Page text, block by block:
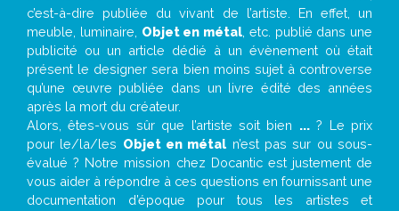
c’est-à-dire publiée du vivant de l’artiste. En effet, un
meuble, luminaire, Objet en métal , etc. publié dans une
publicité ou un article dédié à un évènement où était
présent le designer sera bien moins sujet à controverse
qu’une œuvre publiée dans un livre édité des années
après la mort du créateur.
Alors, êtes-vous sûr que l’artiste soit bien ...? Le prix
pour le/la/les Objet en métal n’est pas sur ou sous-
évalué ? Notre mission chez Docantic est justement de
vous aider à répondre à ces questions en fournissant une
documentation d’époque pour tous les artistes et